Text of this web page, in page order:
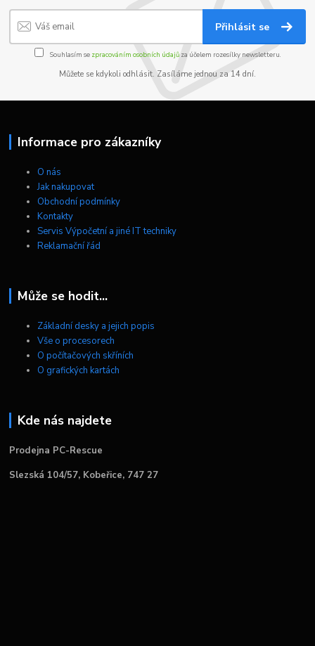
Přihlásit se
Souhlasím se zpracováním osobních údajůza účelem rozesílky newsletteru.
Můžete se kdykoli odhlásit. Zasíláme jednou za 14 dní.
Informace pro zákazníky
O nás
Jak nakupovat
Obchodní podmínky
Kontakty
Servis Výpočetní a jiné IT techniky
Reklamační řád
Může se hodit...
Základní desky a jejich popis
Vše o procesorech
O počítačových skříních
O grafických kartách
Kde nás najdete
Prodejna PC-Rescue
Slezská 104/57, Kobeřice, 747 27